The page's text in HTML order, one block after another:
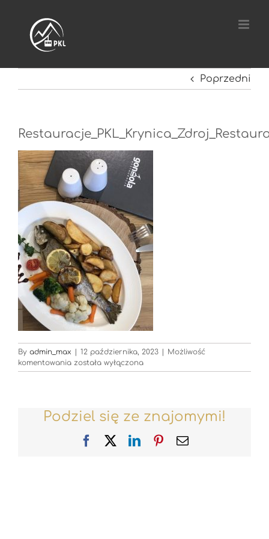
zawartości
Poprzedni
By admin_max | 12 października, 2023 | Możliwość
komentowania została wyłączona
Podziel się ze znajomymi!
FacebookLinkedInPinterest
Email